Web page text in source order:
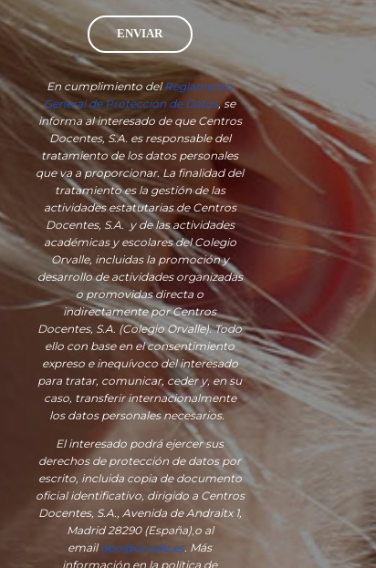
ENVIAR
En cumplimiento delReglamento
General de Protección de Datos, se
informa al interesado de que Centros
Docentes, S.A. es responsable del
tratamiento de los datos personales
que va a proporcionar. La finalidad del
tratamiento es la gestión de las
actividades estatutarias de Centros
Docentes, S.A. y de las actividades
académicas y escolares del Colegio
Orvalle, incluidas la promoción y
desarrollo de actividades organizadas
o promovidas directa o
indirectamente por Centros
Docentes, S.A. (Colegio Orvalle). Todo
ello con base en el consentimiento
expreso e inequívoco del interesado
para tratar, comunicar, ceder y, en su
caso, transferir internacionalmente
los datos personales necesarios.
El interesado podrá ejercer sus
derechos de protección de datos por
escrito, incluida copia de documento
oficial identificativo, dirigido a Centros
Docentes, S.A., Avenida de Andraitx 1,
Madrid 28290 (España),o al
emaildpo@orvalle.es. Más
información en la política de